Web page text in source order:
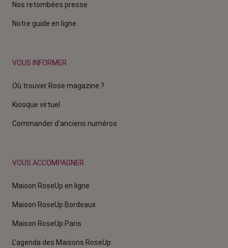
Nos retombées presse
Notre guide en ligne
VOUS INFORMER
Où trouver Rose magazine ?
Kiosque virtuel
Commander d'anciens numéros
VOUS ACCOMPAGNER
Maison RoseUp en ligne
Maison RoseUp Bordeaux
Maison RoseUp Paris
L'agenda des Maisons RoseUp